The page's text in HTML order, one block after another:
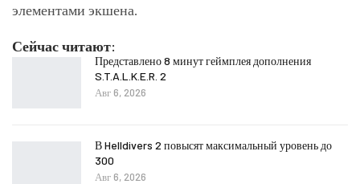
элементами экшена.
Сейчас читают:
Представлено 8 минут геймплея дополнения
S.T.A.L.K.E.R. 2
Авг 6, 2026
В Helldivers 2 повысят максимальный уровень до
300
Авг 6, 2026